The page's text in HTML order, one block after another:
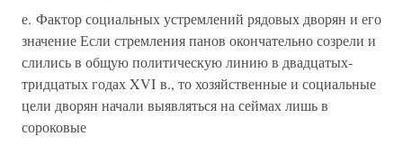
е. Фактор социальных устремлений рядовых дворян и его
значение Если стремления панов окончательно созрели и
слились в общую политическую линию в двадцатых-
тридцатых годах XVI в., то хозяйственные и социальные
цели дворян начали выявляться на сеймах лишь в
сороковые